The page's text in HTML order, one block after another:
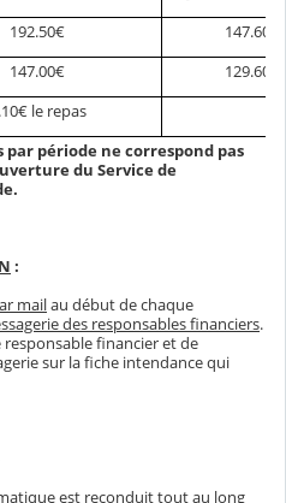
192.50€
147.60€
147.00€
129.60€
le repas
période ne correspond pas
du Service de
:
mailau début de chaque
des responsables financiers.
financier et de
sur la fiche intendance qui
est reconduittout au long